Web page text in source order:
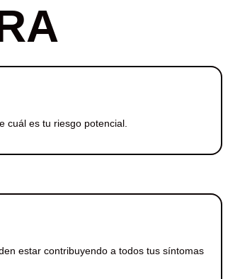
cuál es tu riesgo potencial.
estar contribuyendo a todos tus síntomas